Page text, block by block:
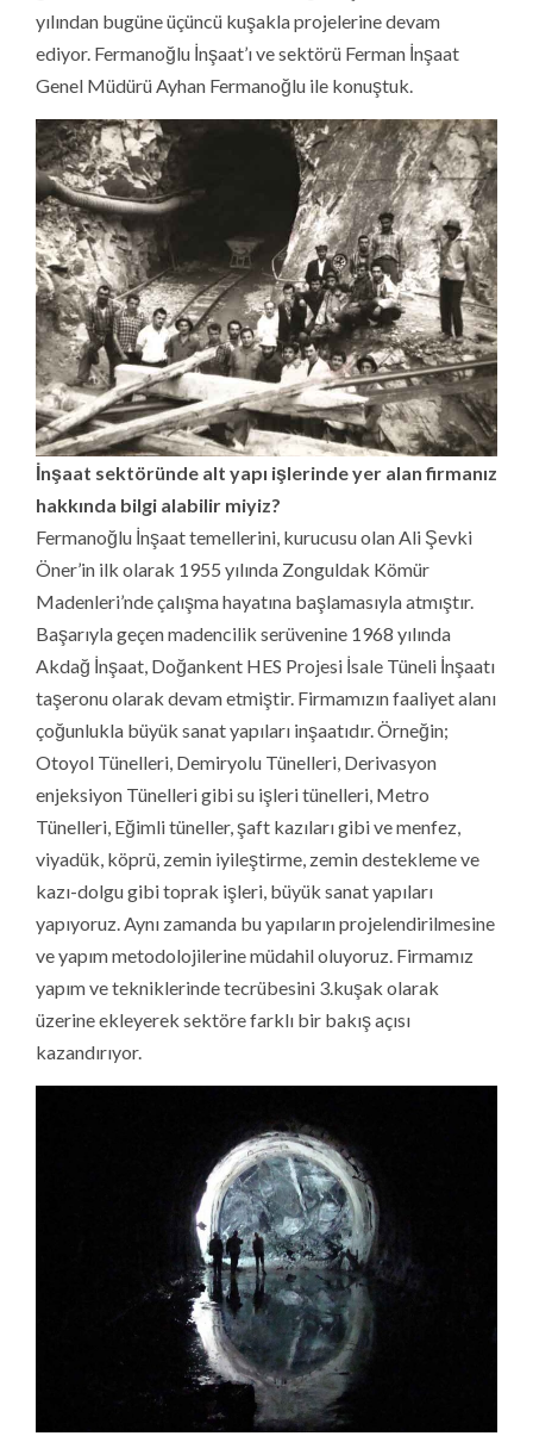
yılından bugüne üçüncü kuşakla projelerine devam
ediyor. Fermanoğlu İnşaat’ı ve sektörü Ferman İnşaat
Genel Müdürü Ayhan Fermanoğlu ile konuştuk.
İnşaat sektöründe alt yapı işlerinde yer alan firmanız
hakkında bilgi alabilir miyiz?
Fermanoğlu İnşaat temellerini, kurucusu olan Ali Şevki
Öner’in ilk olarak 1955 yılında Zonguldak Kömür
Madenleri’nde çalışma hayatına başlamasıyla atmıştır.
Başarıyla geçen madencilik serüvenine 1968 yılında
Akdağ İnşaat, Doğankent HES Projesi İsale Tüneli İnşaatı
taşeronu olarak devam etmiştir. Firmamızın faaliyet alanı
çoğunlukla büyük sanat yapıları inşaatıdır. Örneğin;
Otoyol Tünelleri, Demiryolu Tünelleri, Derivasyon
enjeksiyon Tünelleri gibi su işleri tünelleri, Metro
Tünelleri, Eğimli tüneller, şaft kazıları gibi ve menfez,
viyadük, köprü, zemin iyileştirme, zemin destekleme ve
kazı-dolgu gibi toprak işleri, büyük sanat yapıları
yapıyoruz. Aynı zamanda bu yapıların projelendirilmesine
ve yapım metodolojilerine müdahil oluyoruz. Firmamız
yapım ve tekniklerinde tecrübesini 3.kuşak olarak
üzerine ekleyerek sektöre farklı bir bakış açısı
kazandırıyor.